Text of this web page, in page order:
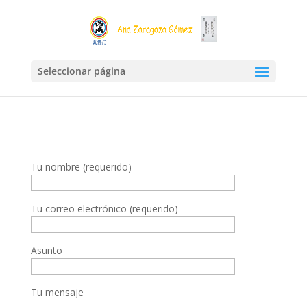
Seleccionar página
Tu nombre (requerido)
Tu correo electrónico (requerido)
Asunto
Tu mensaje